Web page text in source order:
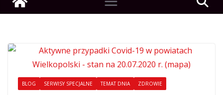
BLOG SERWISY SPECJALNE TEMAT DNIA ZDROWIE